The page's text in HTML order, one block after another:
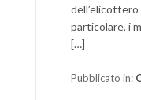
particolare, i
[…]
Pubblicato in: